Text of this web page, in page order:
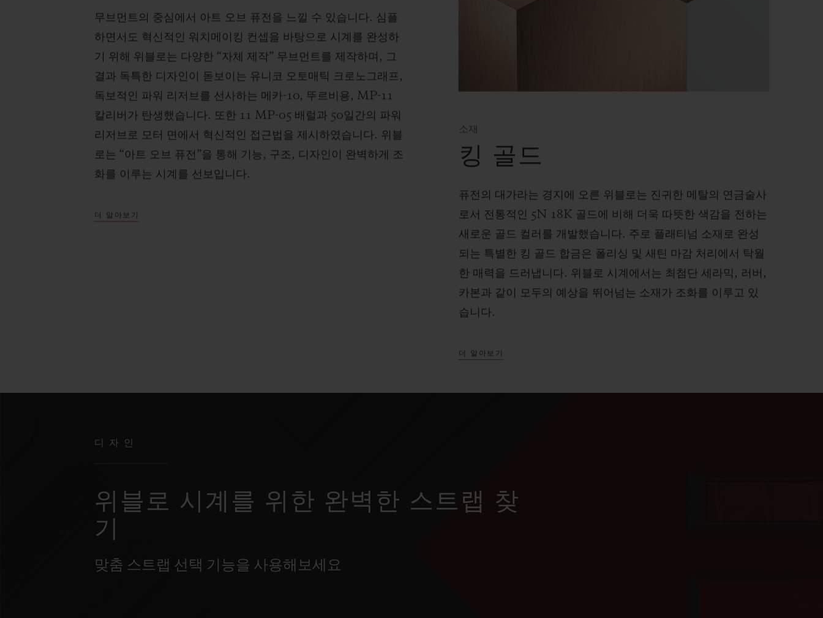
무브먼트의 중심에서 아트 오브 퓨전을 느낄 수 있습니다. 심플
하면서도 혁신적인 워치메이킹 컨셉을 바탕으로 시계를 완성하
기 위해 위블로는 다양한 “자체 제작” 무브먼트를 제작하며, 그
결과 독특한 디자인이 돋보이는 유니코 오토매틱 크로노그래프,
독보적인 파워 리저브를 선사하는 메카-10, 뚜르비용, MP-11
칼리버가 탄생했습니다. 또한 11 MP-05 배럴과 50일간의 파워
리저브로 모터 면에서 혁신적인 접근법을 제시하였습니다. 위블
로는 “아트 오브 퓨전”을 통해 기능, 구조, 디자인이 완벽하게 조
화를 이루는 시계를 선보입니다.
더 알아보기
소재
킹 골드
퓨전의 대가라는 경지에 오른 위블로는 진귀한 메탈의 연금술사
로서 전통적인 5N 18K 골드에 비해 더욱 따뜻한 색감을 전하는
새로운 골드 컬러를 개발했습니다. 주로 플래티넘 소재로 완성
되는 특별한 킹 골드 합금은 폴리싱 및 새틴 마감 처리에서 탁월
한 매력을 드러냅니다. 위블로 시계에서는 최첨단 세라믹, 러버,
카본과 같이 모두의 예상을 뛰어넘는 소재가 조화를 이루고 있
습니다.
더 알아보기
디자인
위블로 시계를 위한 완벽한 스트랩 찾
기
맞춤 스트랩 선택 기능을 사용해보세요